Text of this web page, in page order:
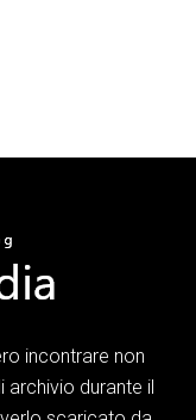
incontrare non
durante il